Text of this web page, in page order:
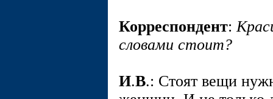
Корреспондент:
словами стоит?
И.В.: Стоят вещи